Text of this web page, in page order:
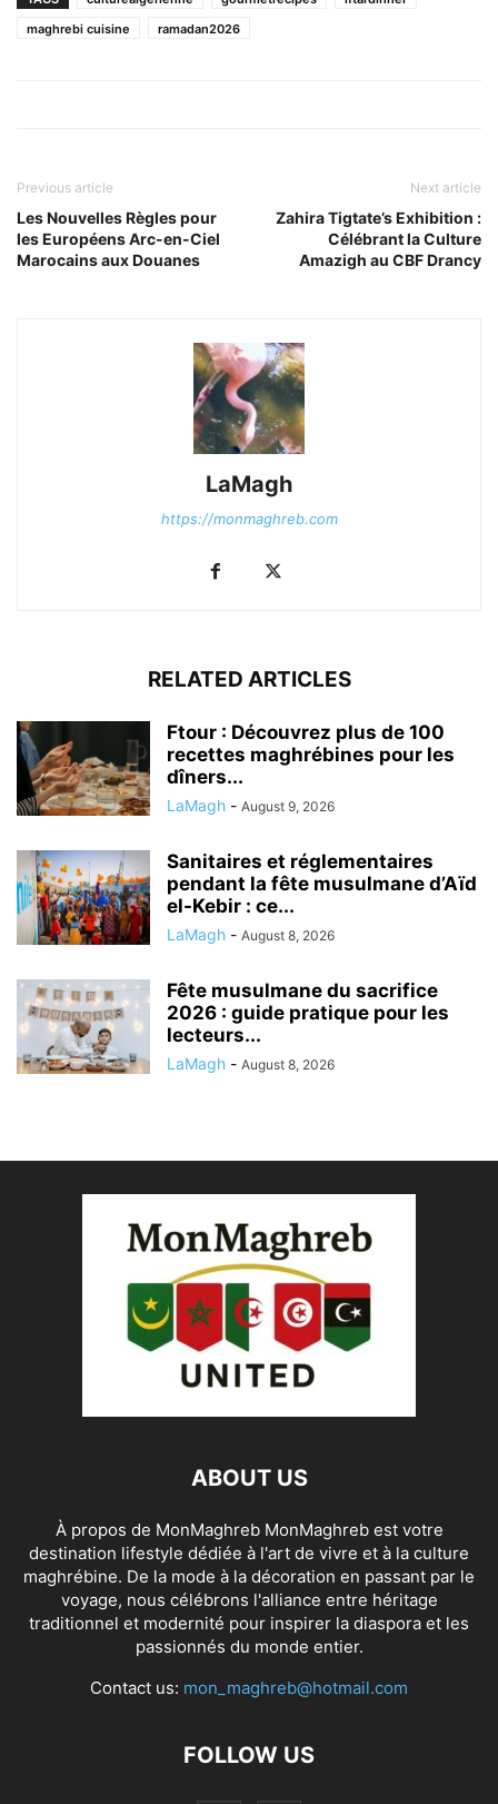
maghrebi cuisine
ramadan2026
Previous article
Les Nouvelles Règles pour
les Européens Arc-en-Ciel
Marocains aux Douanes
Next article
Zahira Tigtate’s Exhibition :
Célébrant la Culture
Amazigh au CBF Drancy
LaMagh
https://monmaghreb.com
RELATED ARTICLES
Ftour : Découvrez plus de 100
recettes maghrébines pour les
dîners...
LaMagh - August 9, 2026
Sanitaires et réglementaires
pendant la fête musulmane d’Aïd
el-Kebir : ce...
LaMagh - August 8, 2026
Fête musulmane du sacrifice
2026 : guide pratique pour les
lecteurs...
LaMagh - August 8, 2026
ABOUT US
À propos de MonMaghreb MonMaghreb est votre
destination lifestyle dédiée à l'art de vivre et à la culture
maghrébine. De la mode à la décoration en passant par le
voyage, nous célébrons l'alliance entre héritage
traditionnel et modernité pour inspirer la diaspora et les
passionnés du monde entier.
Contact us: mon_maghreb@hotmail.com
FOLLOW US